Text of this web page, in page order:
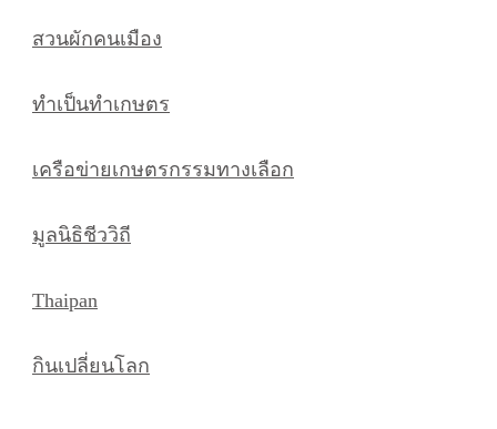
สวนผักคนเมือง
ทำเป็นทำเกษตร
เครือข่ายเกษตรกรรมทางเลือก
มูลนิธิชีววิถี
Thaipan
กินเปลี่ยนโลก